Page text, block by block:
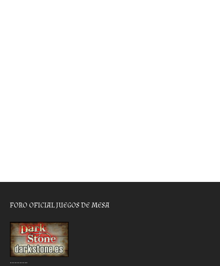
FORO OFICIAL JUEGOS DE MESA
………..